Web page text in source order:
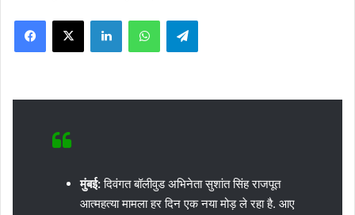
मुंबई:दिवंगत बॉलीवुड अभिनेता सुशांत सिंह राजपूत
आत्महत्या मामला हर दिन एक नया मोड़ ले रहा है. आए